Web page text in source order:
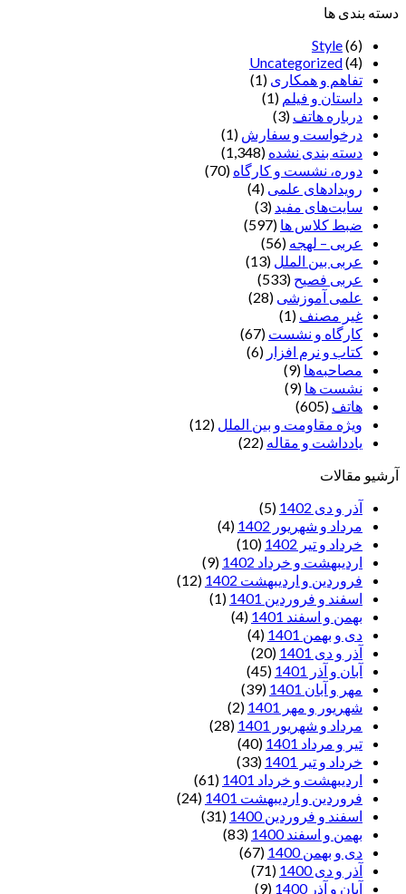
دسته بندی ها
Style(6)
Uncategorized(4)
تفاهم و همکاری (1)
داستان و فیلم (1)
درباره هاتف (3)
درخواست و سفارش (1)
دسته بندی نشده (1,348)
دوره، نشست و کارگاه (70)
رویدادهای علمی (4)
سایت‌های مفید (3)
ضبط کلاس ها (597)
عربی – لهجه (56)
عربی بین الملل (13)
عربی فصیح (533)
علمی آموزشی (28)
غير مصنف (1)
کارگاه و نشست (67)
کتاب و نرم افزار (6)
مصاحبه‌ها (9)
نشست ها (9)
هاتف (605)
ویژه مقاومت و بین الملل (12)
یادداشت‌ و مقاله (22)
آرشیو مقالات
آذر و دی 1402
(5)
مرداد و شهریور 1402
(4)
خرداد و تیر 1402
(10)
اردیبهشت و خرداد 1402
(9)
فروردین و اردیبهشت 1402
(12)
اسفند و فروردین 1401
(1)
بهمن و اسفند 1401
(4)
دی و بهمن 1401
(4)
آذر و دی 1401
(20)
آبان و آذر 1401
(45)
مهر و آبان 1401
(39)
شهریور و مهر 1401
(2)
مرداد و شهریور 1401
(28)
تیر و مرداد 1401
(40)
خرداد و تیر 1401
(33)
اردیبهشت و خرداد 1401
(61)
فروردین و اردیبهشت 1401
(24)
اسفند و فروردین 1400
(31)
بهمن و اسفند 1400
(83)
دی و بهمن 1400
(67)
آذر و دی 1400
(71)
آبان و آذر 1400
(9)